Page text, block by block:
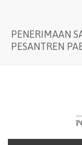
content
PENERIMAAN
PESANTREN